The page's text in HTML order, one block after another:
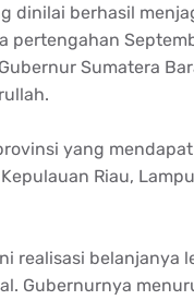
dinilai berhasil
pertengahan
Sumatera
yang
Riau,
realisasi belanjanya
Gubernurnya